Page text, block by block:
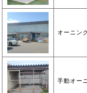
オーニン
手動オー